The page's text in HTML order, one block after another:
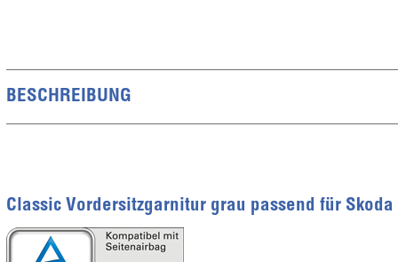
BESCHREIBUNG
Classic Vordersitzgarnitur grau passend für